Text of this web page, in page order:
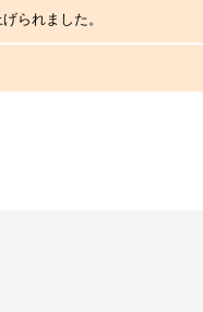
られました。